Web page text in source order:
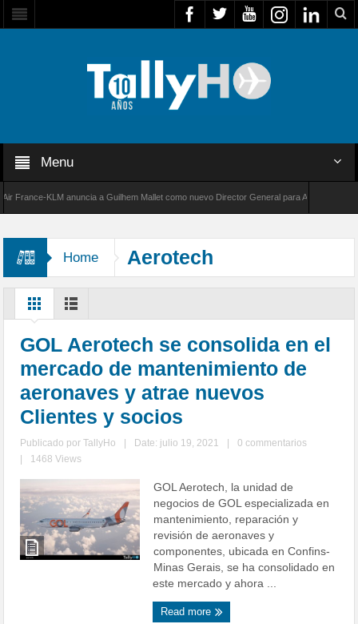
Menu
KLM anuncia a Guilhem Mallet como nuevo Director General para América Latina
Home Aerotech
GOL Aerotech se consolida en el
mercado de mantenimiento de
aeronaves y atrae nuevos
Clientes y socios
Publicado porTallyHo Date: julio 19, 2021
0 commentarios
1468 Views
GOL Aerotech, la unidad de
negocios de GOL especializada en
mantenimiento, reparación y
revisión de aeronaves y
componentes, ubicada en Confins-
Minas Gerais, se ha consolidado en
este mercado y ahora ...
Read more